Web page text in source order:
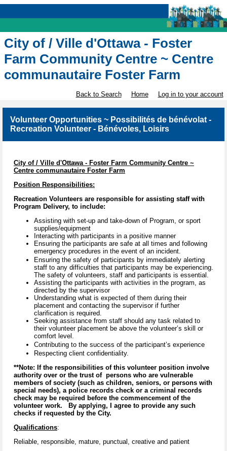
City of / Ville d'Ottawa - Foster
Farm Community Centre ~ Centre
communautaire Foster Farm
Back to Search Home Log in to your account
Volunteer Opportunities ~ Possibilités de bénévolat -
Recreation Volunteer - Bénévoles, Loisirs
City of / Ville d'Ottawa - Foster Farm Community Centre ~
Centre communautaire Foster Farm
Position Responsibilities:
Recreation Volunteers are responsible for assisting staff with
Program Delivery, to include:
Assisting with set-up and take-down of Program, or sport
supplies/equipment
Interacting with participants in a positive manner
Ensuring the participants are safe at all times and following
emergency procedures in the event of an incident.
Ensuring the safety of participants by immediately alerting
staff to any difficulties that participants may be experiencing.
The safety of volunteers, staff and participants is essential.
Assisting the participants with activities in the program, as
directed by the supervisor
Understanding what is expected of them during their
placement and contacting the supervisor if further
clarification is required.
Seeking assistance from staff should any task related to
their volunteer placement be above the volunteer’s skill or
comfort level.
Contributing to the success of the participant’s experience
Respecting client confidentiality.
**Note: If the responsibilities of this volunteer position involve
authority over or the trust of persons who are vulnerable
members of society (such as children, seniors, or persons with
special needs), a police records check or a criminal records
check may be required before the commencement of the
volunteer work. By applying, I agree to provide any such
checks if requested by the City.
Qualifications:
Reliable, responsible, mature, punctual, creative and patient